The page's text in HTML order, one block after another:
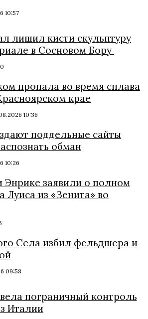
10:57
лишил кисти скульптуру
в Сосновом Бору
пропала во время сплава
крае
10:36
поддельные сайты
обман
10:26
Энрике заявили о полном
Луиса из «Зенита» во
Села избил фельдшера и
09:58
пограничный контроль
Италии